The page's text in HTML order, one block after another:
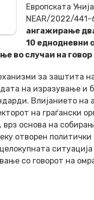
Европската
NEAR/2022/441-
ангажирање
10 еднодневни
во случаи на говор
за заштита
на изразување и
Влијанието на
на граѓански
основа на
отворен
ситуација
со говорот на